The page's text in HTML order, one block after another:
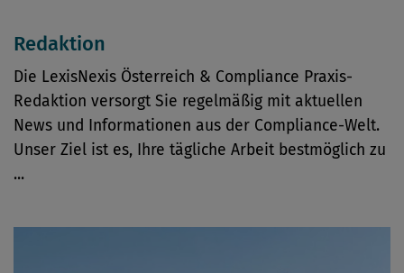
Redaktion
Die LexisNexis Österreich & Compliance Praxis-
Redaktion versorgt Sie regelmäßig mit aktuellen
News und Informationen aus der Compliance-Welt.
Unser Ziel ist es, Ihre tägliche Arbeit bestmöglich zu
...